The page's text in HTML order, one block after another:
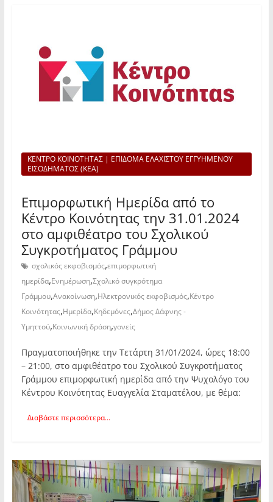
ΚΕΝΤΡΟ ΚΟΙΝΟΤΗΤΑΣ | ΕΠΙΔΟΜΑ ΕΛΑΧΙΣΤΟΥ ΕΓΓΥΗΜΕΝΟΥ
ΕΙΣΟΔΗΜΑΤΟΣ (ΚΕΑ)
Επιμορφωτική Ημερίδα από το
Κέντρο Κοινότητας την 31.01.2024
στο αμφιθέατρο του Σχολικού
Συγκροτήματος Γράμμου
σχολικός εκφοβισμός,επιμορφωτική
ημερίδα,Ενημέρωση,Σχολικό συγκρότημα
Γράμμου,Ανακοίνωση,Ηλεκτρονικός εκφοβισμός,Κέντρο
Κοινότητας,Ημερίδα,Κηδεμόνες,Δήμος Δάφνης -
Υμηττού,Κοινωνική δράση,γονείς
Πραγματοποιήθηκε την Τετάρτη 31/01/2024, ώρες 18:00
– 21:00, στο αμφιθέατρο του Σχολικού Συγκροτήματος
Γράμμου επιμορφωτική ημερίδα από την Ψυχολόγο του
Κέντρου Κοινότητας Ευαγγελία Σταματέλου, με θέμα:
Διαβάστε περισσότερα...